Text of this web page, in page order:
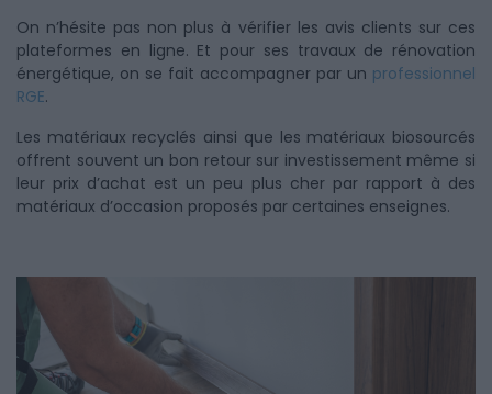
On n’hésite pas non plus à vérifier les avis clients sur ces
plateformes en ligne. Et pour ses travaux de rénovation
énergétique, on se fait accompagner par un professionnel
RGE.
Les matériaux recyclés ainsi que les matériaux biosourcés
offrent souvent un bon retour sur investissement même si
leur prix d’achat est un peu plus cher par rapport à des
matériaux d’occasion proposés par certaines enseignes.